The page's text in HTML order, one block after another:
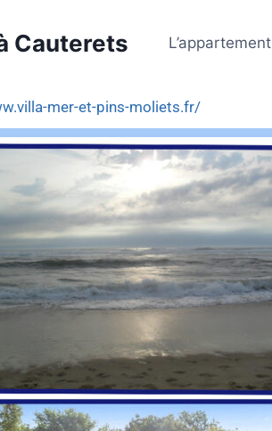
Cauterets L’appartement
mer-et-pins-moliets.fr/